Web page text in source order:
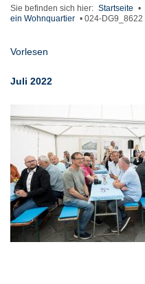
Sie befinden sich hier: Startseite •
ein Wohnquartier • 024-DG9_8622
Vorlesen
Juli 2022